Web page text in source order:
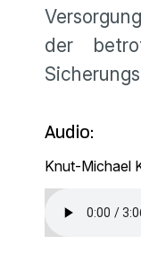
der
Audio:
Knut-Michael